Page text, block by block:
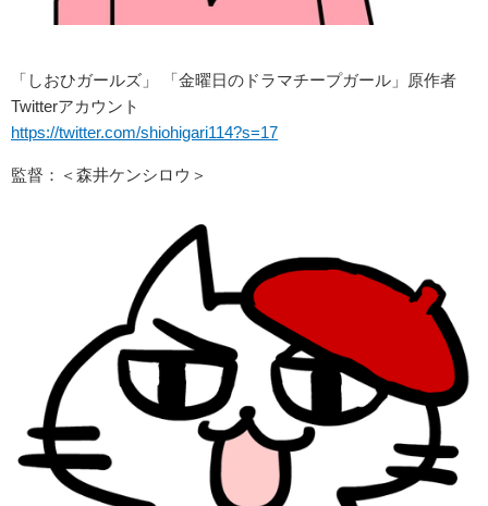
「しおひガールズ」 「金曜日のドラマチープガール」原作者
Twitterアカウント
https://twitter.com/shiohigari114?s=17
監督：＜森井ケンシロウ＞